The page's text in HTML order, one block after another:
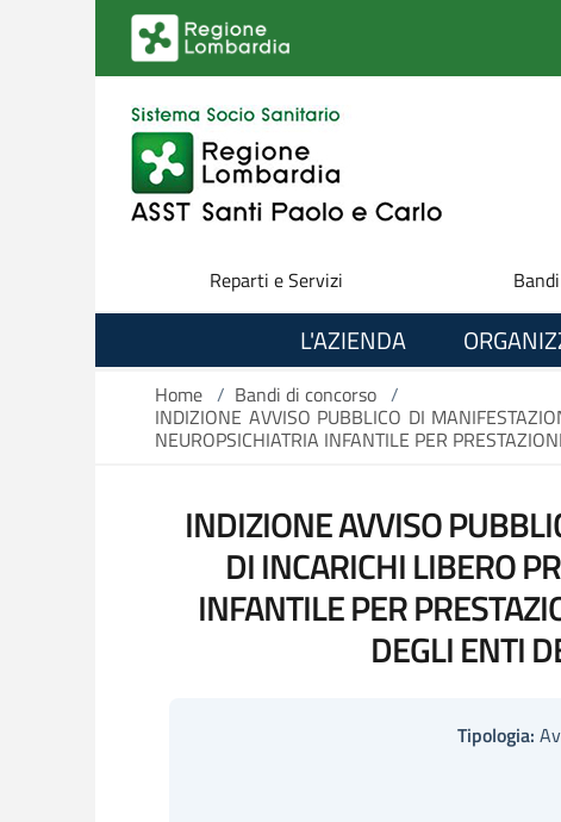
Salta al contenuto principale
Reparti e Servizi
L'AZIENDA
Home / Bandi di concorso /
INDIZIONE AVVISO PUBBLICO DI
NEUROPSICHIATRIA INFANTILE PER
INDIZIONE AVVISO
DI INCARICHI LIBERO
INFANTILE PER
DEGLI ENTI
Tipologia: